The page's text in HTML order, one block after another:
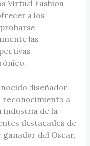
Virtual Fashion
a los
las
diseñador
reconocimiento a
industria de la
destacados de
del Oscar,